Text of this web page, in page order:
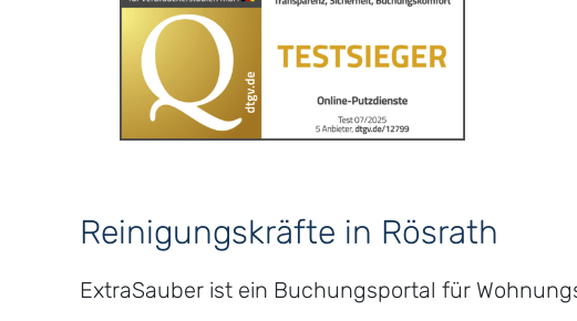
Reinigungskräfte in Rösrath
ExtraSauber ist ein Buchungsportal für